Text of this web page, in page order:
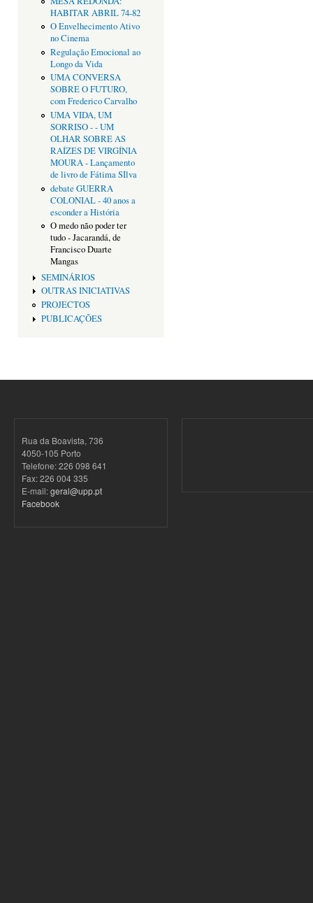
HABITAR ABRIL 74-82
O Envelhecimento Ativo
no Cinema
Regulação Emocional ao
Longo da Vida
UMA CONVERSA
SOBRE O FUTURO,
com Frederico Carvalho
UMA VIDA, UM
SORRISO - - UM
OLHAR SOBRE AS
RAÍZES DE VIRGÍNIA
MOURA - Lançamento
de livro de Fátima SIlva
debate GUERRA
COLONIAL - 40 anos a
esconder a História
O medo não poder ter
tudo - Jacarandá, de
Francisco Duarte
Mangas
SEMINÁRIOS
OUTRAS INICIATIVAS
PROJECTOS
PUBLICAÇÕES
Rua da Boavista, 736
4050-105 Porto
Telefone: 226 098 641
Fax: 226 004 335
E-mail:geral@upp.pt
Facebook